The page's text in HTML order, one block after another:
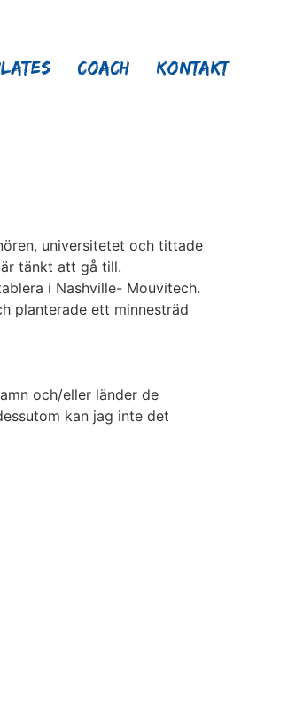
Coach Kontakt
universitetet och tittade
tänkt att gå till.
i Nashville- Mouvitech.
planterade ett minnesträd
och/eller länder de
kan jag inte det